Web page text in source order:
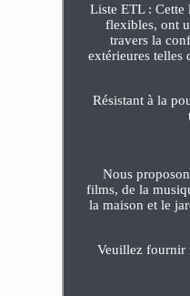
Liste ETL : Cette
flexibles, ont
travers la
extérieures telles
Résistant à la
Nous
films, de la
la maison et le
Veuillez fournir